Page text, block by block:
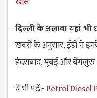
दिल्ली के अलावा यहां भी
खबरों के अनुसार, ईडी ने
हैदराबाद, मुंबई और बेंगलुरु
ये भी पढ़ें:- Petrol Diesel